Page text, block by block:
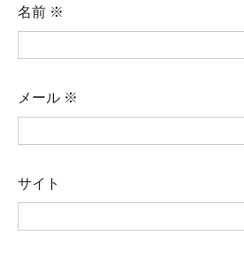
名前 ※
メール ※
サイト